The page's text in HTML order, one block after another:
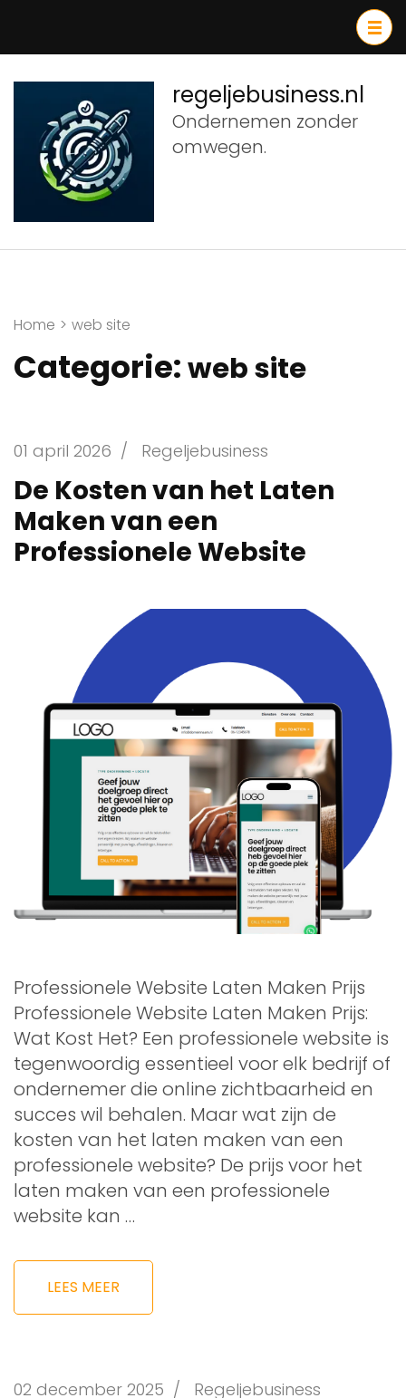
inhoud
(druk
Enter)
regeljebusiness.nl
Ondernemen zonder
omwegen.
Home > web site
Categorie:web site
01 april 2026 / Regeljebusiness
De Kosten van het Laten
Maken van een
Professionele Website
Professionele Website Laten Maken Prijs
Professionele Website Laten Maken Prijs:
Wat Kost Het? Een professionele website is
tegenwoordig essentieel voor elk bedrijf of
ondernemer die online zichtbaarheid en
succes wil behalen. Maar wat zijn de
kosten van het laten maken van een
professionele website? De prijs voor het
laten maken van een professionele
website kan …
LEES MEER
02 december 2025 / Regeljebusiness